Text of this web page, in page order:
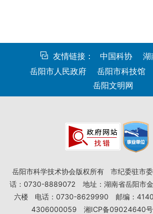
友情链接： 中国科协
湖
岳阳市人民政府
岳阳市科技馆
岳阳文明网
岳阳市科学技术协会版权所有
市纪委驻市
话：0730-8889072
地址：湖南省岳阳市
六楼
电话：0730-8629990 邮编：
4306000059
湘ICP备09024640号